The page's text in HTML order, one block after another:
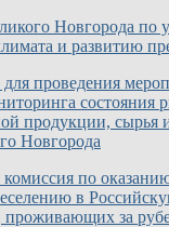
Новгорода по
и развитию
проведения
состояния
продукции, сырья
Новгорода
по
в
проживающих за